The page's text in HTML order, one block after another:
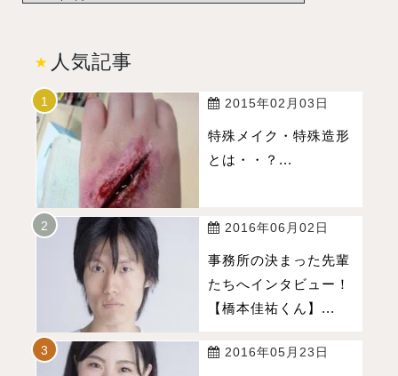
人気記事
2015年02月03日
特殊メイク・特殊造形
とは・・？...
2016年06月02日
事務所の決まった先輩
たちへインタビュー！
【橋本佳祐くん】...
2016年05月23日